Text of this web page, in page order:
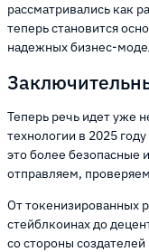
рассматривались как
теперь становится
надежных бизнес-
Теперь речь идет уже
технологии в 2025
это более безопасные
отправляем,
От токенизированных
стейблкоинах до
со стороны